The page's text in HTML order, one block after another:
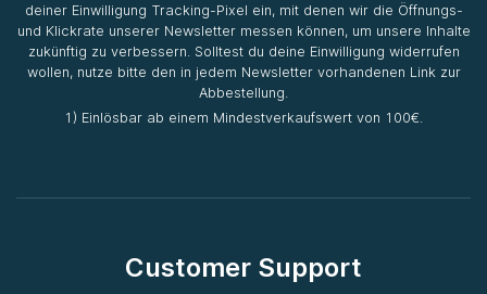
deiner Einwilligung Tracking-Pixel ein, mit denen wir die Öffnungs-
und Klickrate unserer Newsletter messen können, um unsere Inhalte
zukünftig zu verbessern. Solltest du deine Einwilligung widerrufen
wollen, nutze bitte den in jedem Newsletter vorhandenen Link zur
Abbestellung.
1) Einlösbar ab einem Mindestverkaufswert von 100€.
Customer Support